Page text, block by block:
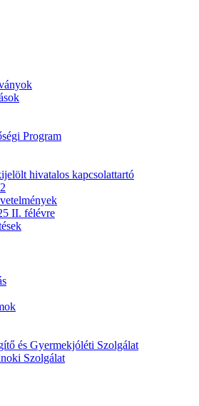
Program
hivatalos kapcsolattartó
II. félévre
és Gyermekjóléti Szolgálat
Szolgálat